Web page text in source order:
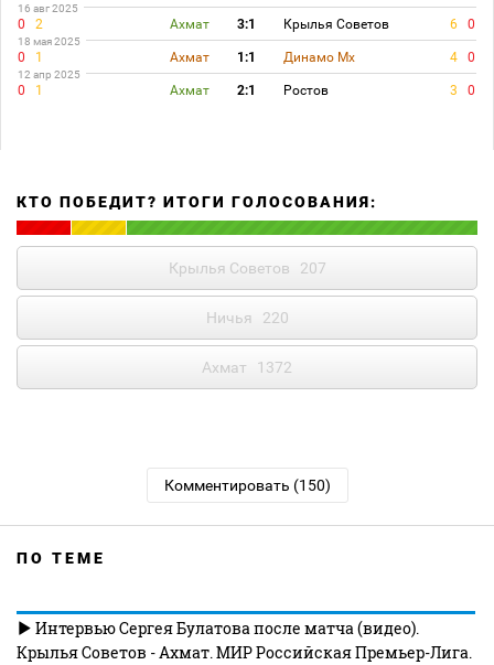
16 авг 2025
0 2 Ахмат 3:1 Крылья Советов 6 0
18 мая 2025
0 1 Ахмат 1:1 Динамо Мх 4 0
12 апр 2025
0 1 Ахмат 2:1 Ростов 3 0
КТО ПОБЕДИТ? ИТОГИ ГОЛОСОВАНИЯ:
Крылья Советов 207
Ничья 220
Ахмат 1372
Комментировать (150)
ПО ТЕМЕ
Интервью Сергея Булатова после матча (видео).
Крылья Советов - Ахмат. МИР Российская Премьер-Лига.